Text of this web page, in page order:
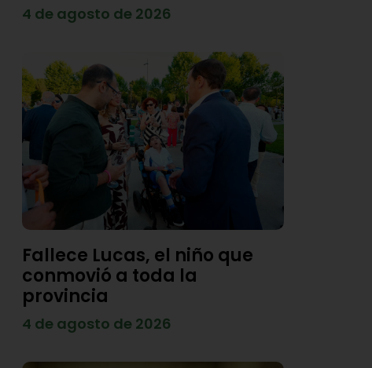
4 de agosto de 2026
Fallece Lucas, el niño que
conmovió a toda la
provincia
4 de agosto de 2026